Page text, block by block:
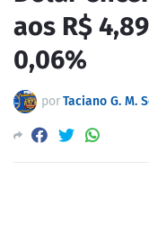
aos R$
0,06%
porTaciano G. M.